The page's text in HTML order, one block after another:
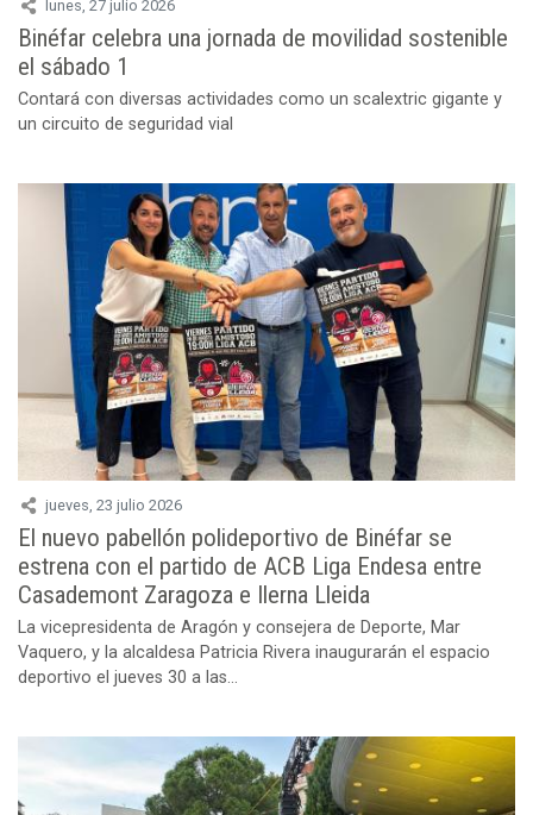
lunes, 27 julio 2026
Binéfar celebra una jornada de movilidad sostenible
el sábado 1
Contará con diversas actividades como un scalextric gigante y
un circuito de seguridad vial
jueves, 23 julio 2026
El nuevo pabellón polideportivo de Binéfar se
estrena con el partido de ACB Liga Endesa entre
Casademont Zaragoza e Ilerna Lleida
La vicepresidenta de Aragón y consejera de Deporte, Mar
Vaquero, y la alcaldesa Patricia Rivera inaugurarán el espacio
deportivo el jueves 30 a las...